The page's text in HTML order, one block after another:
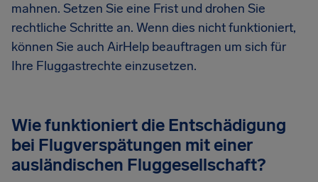
mahnen. Setzen Sie eine Frist und drohen Sie
rechtliche Schritte an. Wenn dies nicht funktioniert,
können Sie auch AirHelp beauftragen um sich für
Ihre Fluggastrechte einzusetzen.
Wie funktioniert die Entschädigung
bei Flugverspätungen mit einer
ausländischen Fluggesellschaft?